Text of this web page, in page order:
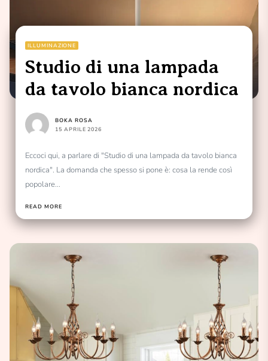
ILLUMINAZIONE
Studio di una lampada
da tavolo bianca nordica
BOKA ROSA
15 APRILE 2026
Eccoci qui, a parlare di "Studio di una lampada da tavolo bianca
nordica". La domanda che spesso si pone è: cosa la rende così
popolare...
READ MORE